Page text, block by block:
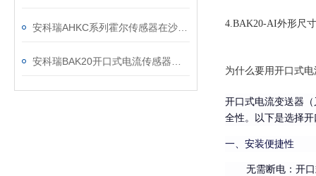
4.BAK20-AI外形尺寸
为什么要用开口式
开口式电流变送器
全性。以下是选择
一、安装便捷性
无需断电 ：开